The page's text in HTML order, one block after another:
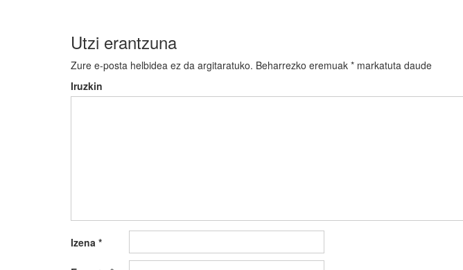
Utzi erantzuna
Zure e-posta helbidea ez da argitaratuko. Beharrezko eremuak * markatuta daude
Iruzkin
Izena *